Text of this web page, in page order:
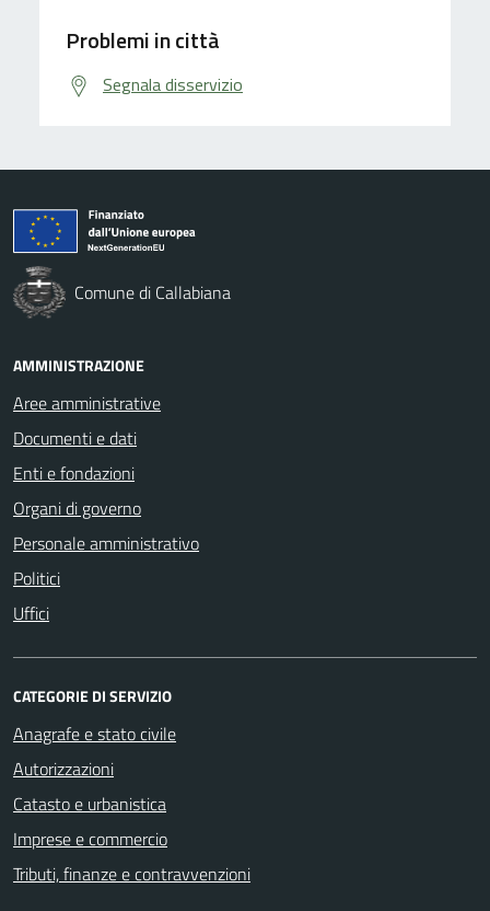
Problemi in città
Segnala disservizio
Comune di Callabiana
AMMINISTRAZIONE
Aree amministrative
Documenti e dati
Enti e fondazioni
Organi di governo
Personale amministrativo
Politici
Uffici
CATEGORIE DI SERVIZIO
Anagrafe e stato civile
Autorizzazioni
Catasto e urbanistica
Imprese e commercio
Tributi, finanze e contravvenzioni